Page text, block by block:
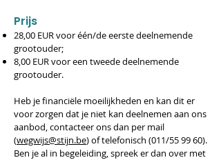
​Prijs
28,00 EUR voor één/de eerste deelnemende
grootouder;
8,00 EUR voor een tweede deelnemende
grootouder.
Heb je financiële moeilijkheden en kan dit er
voor zorgen dat je niet kan deelnemen aan ons
aanbod, contacteer ons dan per mail
(wegwijs@stijn.be) of telefonisch (011/55 99 60).
Ben je al in begeleiding, spreek er dan over met